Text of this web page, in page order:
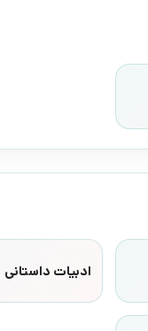
ادبیات داستانی